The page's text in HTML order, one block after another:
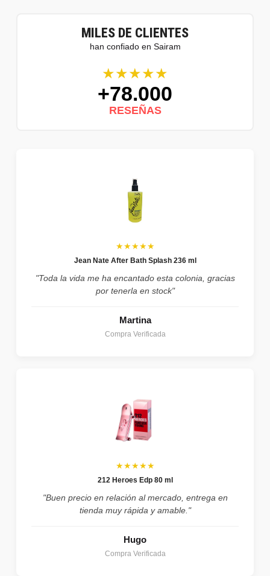
MILES DE CLIENTES
han confiado en Sairam
★★★★★
+78.000
RESEÑAS
★★★★★
Jean Nate After Bath Splash 236 ml
"Toda la vida me ha encantado esta colonia, gracias
por tenerla en stock"
Martina
Compra Verificada
★★★★★
212 Heroes Edp 80 ml
"Buen precio en relación al mercado, entrega en
tienda muy rápida y amable."
Hugo
Compra Verificada